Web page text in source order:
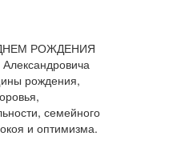
РОЖДЕНИЯ
рождения,
семейного
и оптимизма.